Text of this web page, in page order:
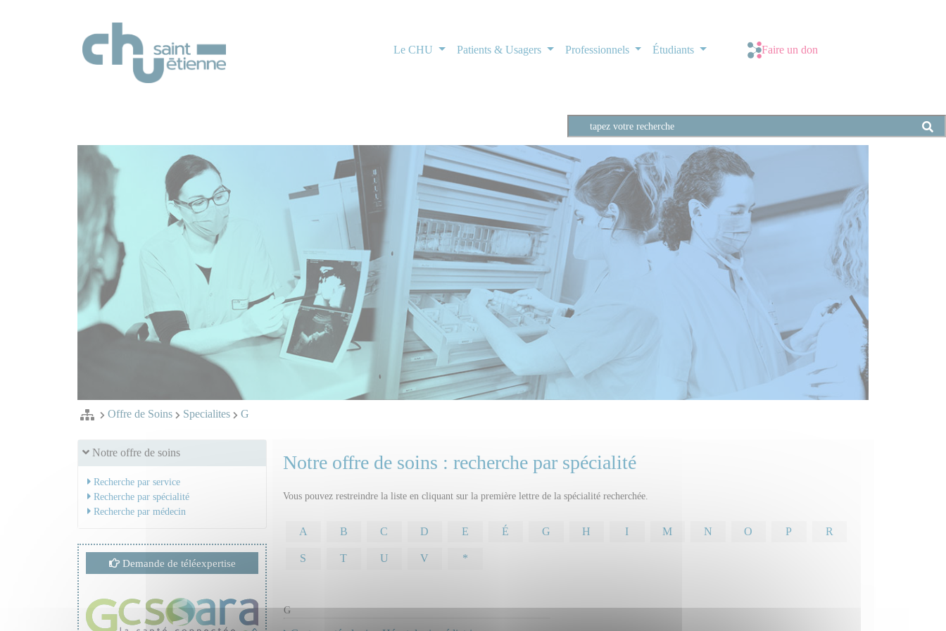
Le CHU Patients & Usagers Professionnels Étudiants Faire un don
Offre de Soins Specialites G
Notre offre de soins
Recherche par service
Recherche par spécialité
Recherche par médecin
Demande de téléexpertise
Notre offre de soins : recherche par spécialité
Vous pouvez restreindre la liste en cliquant sur la première lettre de la spécialité recherchée.
A B C D E É G H I M N O P R
S T U V *
G